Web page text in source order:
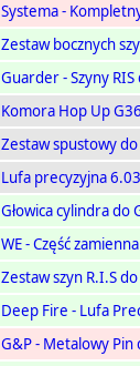
Systema -
Zestaw bocznych
Guarder - Szyny RIS
Komora Hop Up
Zestaw spustowy do
Lufa precyzyjna
Głowica cylindra do
WE - Część
Zestaw szyn R.I.S
Deep Fire - Lufa
G&P - Metalowy Pin